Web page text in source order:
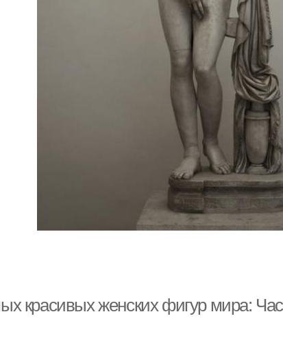
красивых женских фигур мира: